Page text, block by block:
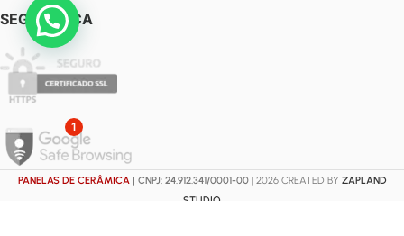
SEGURANÇA
PANELAS DE CERÂMICA| CNPJ: 24.912.341/0001-00 | 2026 CREATED BY ZAPLAND
STUDIO
1